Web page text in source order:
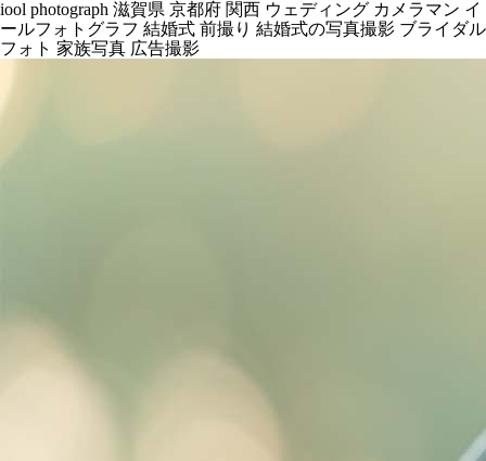
iool photograph 滋賀県 京都府 関西 ウェディング カメラマン イ
ールフォトグラフ 結婚式 前撮り 結婚式の写真撮影 ブライダル
フォト 家族写真 広告撮影